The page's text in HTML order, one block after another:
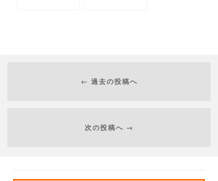
← 過去の投稿へ
次の投稿へ →